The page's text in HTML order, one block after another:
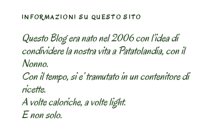
INFORMAZIONI SU QUESTO SITO
Questo Blog era nato nel 2006 con l’idea di
condividere la nostra vita a Patatolandia, con il
Nonno.
Con il tempo, si e’ tramutato in un contenitore di
ricette.
A volte caloriche, a volte light.
E non solo.